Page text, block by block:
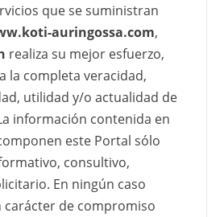
que se suministran
auringossa.com,
realiza su mejor esfuerzo,
la completa veracidad,
utilidad y/o actualidad de
información contenida en
este Portal sólo
consultivo,
En ningún caso
carácter de compromiso